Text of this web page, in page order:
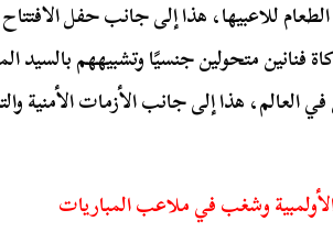
للاعبيها، هذا إلى جانب حفل
فنانين متحولين جنسيًا وتشبيههم بالسيد
العالم، هذا إلى جانب الأزمات الأمنية
وشغب في ملاعب المباريات